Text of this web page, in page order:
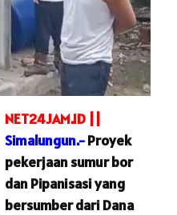
NET24JAM.ID ||
Simalungun.-Proyek
pekerjaan sumur bor
dan Pipanisasi yang
bersumber dari Dana